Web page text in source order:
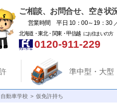
ご相談、お問合せ、空き状
営業時間 平日 10：00～19：30
北海道・東北・関東・甲信越 にお住まいの方
0120-911-229
準中型・大型
動車学校 仮免許持ち